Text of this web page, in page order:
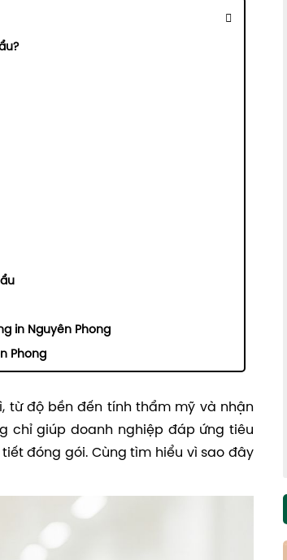
in Nguyên Phong
Phong
từ độ bền đến tính thẩm mỹ và nhận
chỉ giúp doanh nghiệp đáp ứng tiêu
đóng gói. Cùng tìm hiểu vì sao đây